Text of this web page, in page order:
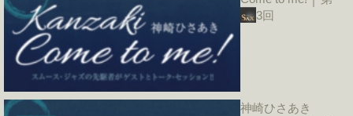
3回
神崎ひさあき